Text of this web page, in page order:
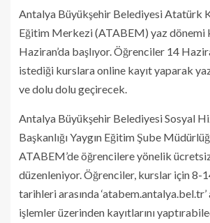
Antalya Büyükşehir Belediyesi Atatürk
Eğitim Merkezi (ATABEM) yaz dönemi
Haziran’da başlıyor. Öğrenciler 14
istediği kurslara online kayıt yaparak
ve dolu dolu geçirecek.
Antalya Büyükşehir Belediyesi Sosyal
Başkanlığı Yaygın Eğitim Şube
ATABEM’de öğrencilere yönelik
düzenleniyor. Öğrenciler, kurslar için 8-
tarihleri arasında
işlemler üzerinden kayıtlarını